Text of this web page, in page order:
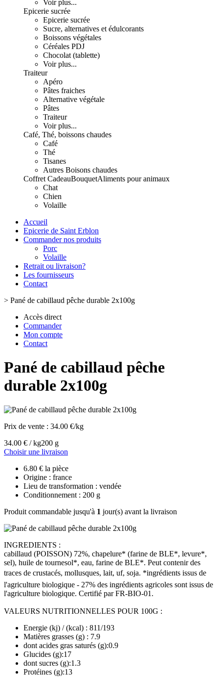
Voir plus...
Epicerie sucrée
Epicerie sucrée
Sucre, alternatives et édulcorants
Boissons végétales
Céréales PDJ
Chocolat (tablette)
Voir plus...
Traiteur
Apéro
Pâtes fraiches
Alternative végétale
Pâtes
Traiteur
Voir plus...
Café, Thé, boissons chaudes
Café
Thé
Tisanes
Autres Boisons chaudes
Coffret CadeauBouquetAliments pour animaux
Chat
Chien
Volaille
Accueil
Epicerie de Saint Erblon
Commander nos produits
Porc
Volaille
Retrait ou livraison?
Les fournisseurs
Contact
> Pané de cabillaud pêche durable 2x100g
Accès direct
Commander
Mon compte
Contact
Pané de cabillaud pêche
durable 2x100g
Prix de vente : 34.00 €/kg
34.00 € / kg200 g
Choisir une livraison
6.80 € la pièce
Origine : france
Lieu de transformation : vendée
Conditionnement : 200 g
Produit commandable jusqu'à 1 jour(s) avant la livraison
INGREDIENTS :
cabillaud (POISSON) 72%, chapelure* (farine de BLE*, levure*,
sel), huile de tournesol*, eau, farine de BLE*. Peut contenir des
traces de crustacés, mollusques, lait, uf, soja. *ingrédients issus de
l'agriculture biologique - 27% des ingrédients agricoles sont issus de
l'agriculture biologique. Certifié par FR-BIO-01.
VALEURS NUTRITIONNELLES POUR 100G :
Energie (kj) / (kcal) : 811/193
Matières grasses (g) : 7.9
dont acides gras saturés (g):0.9
Glucides (g):17
dont sucres (g):1.3
Protéines (g):13